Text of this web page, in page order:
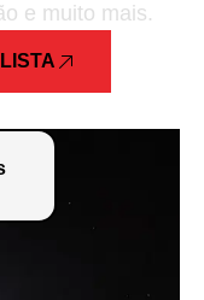
e muito mais.